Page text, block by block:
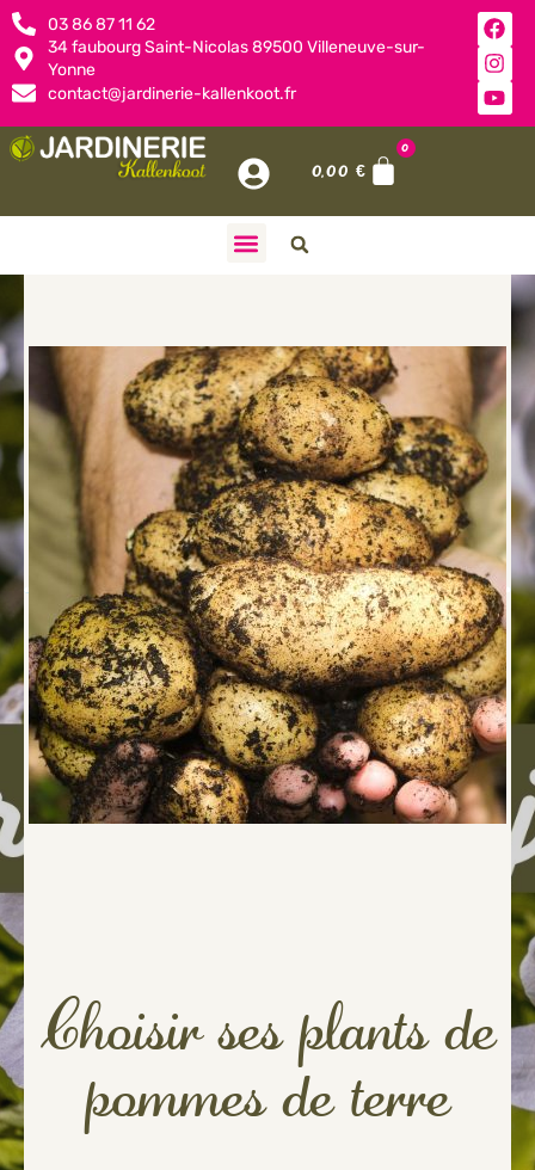
03 86 87 11 62
34 faubourg Saint-Nicolas 89500 Villeneuve-sur-
Yonne
contact@jardinerie-kallenkoot.fr
0,00€
0
Choisir ses plants de
pommes de terre